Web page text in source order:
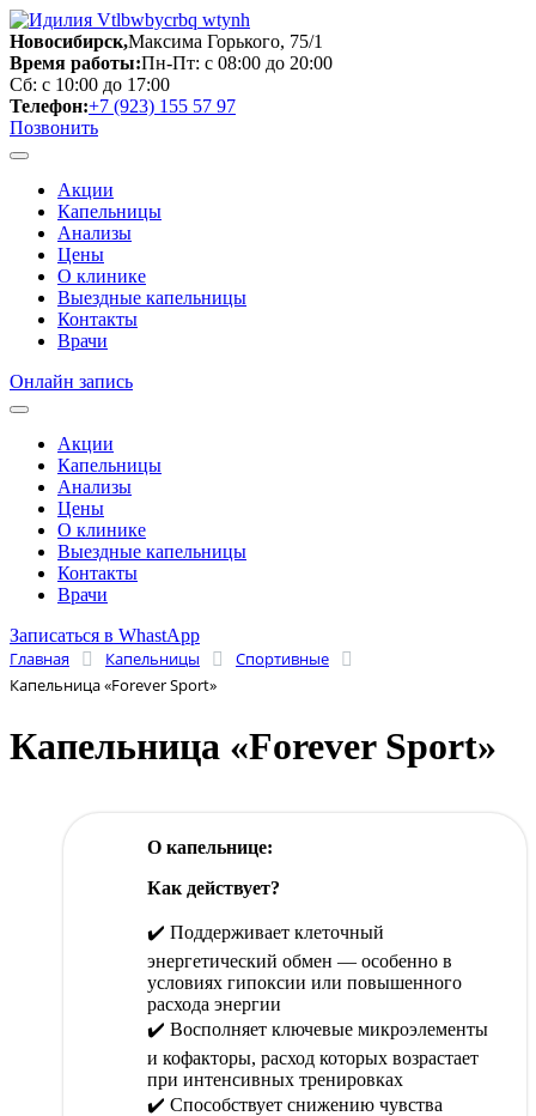
Новосибирск,Максима Горького, 75/1
Время работы:Пн-Пт: с 08:00 до 20:00
Сб: с 10:00 до 17:00
Телефон:+7 (923) 155 57 97
Позвонить
Акции
Капельницы
Анализы
Цены
О клинике
Выездные капельницы
Контакты
Врачи
Онлайн запись
Акции
Капельницы
Анализы
Цены
О клинике
Выездные капельницы
Контакты
Врачи
Записаться в WhastApp
Главная Капельницы
Спортивные
Капельница «Forever Sport»
Капельница «Forever Sport»
О капельнице:
Как действует?
✔️ Поддерживает клеточный
энергетический обмен — особенно в
условиях гипоксии или повышенного
расхода энергии
✔️ Восполняет ключевые микроэлементы
и кофакторы, расход которых возрастает
при интенсивных тренировках
✔️ Способствует снижению чувства